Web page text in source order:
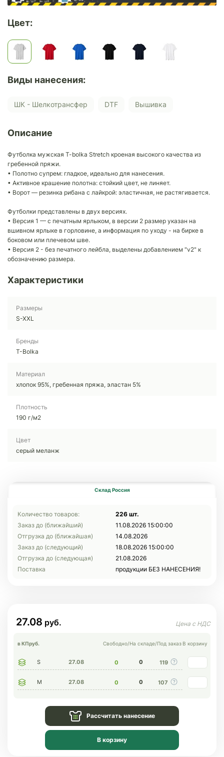
Цвет:
Виды нанесения:
ШК - Шелкотрансфер DTF Вышивка
Описание
Футболка мужская T-bolka Stretch кроеная высокого качества из
гребенной пряжи.
• Полотно супрем: гладкое, идеально для нанесения.
• Активное крашение полотна: стойкий цвет, не линяет.
• Ворот — резинка рибана с лайкрой: эластичная, не растягивается.
Футболки представлены в двух версиях.
• Версия 1 — с печатным ярлыком, в версии 2 размер указан на
вшивном ярлыке в горловине, а информация по уходу - на бирке в
боковом или плечевом шве.
• Версия 2 - без печатного лейбла, выделены добавлением "v2" к
обозначению размера.
Характеристики
Размеры
S-XXL
Бренды
T-Bolka
Материал
хлопок 95%, гребенная пряжа, эластан 5%
Плотность
190 г/м2
Цвет
серый меланж
Склад Россия
Количество товаров:
226 шт.
Заказ до (ближайший)
11.08.2026 15:00:00
Отгрузка до (ближайшая)
14.08.2026
Заказ до (следующий)
18.08.2026 15:00:00
Отгрузка до (следующая)
21.08.2026
Поставка
продукции БЕЗ НАНЕСЕНИЯ!
27.08
в КПруб. Свободно/На складе/Под заказ В корзину
S 27.08 0 0 119
M 27.08 0 0 107
Рассчитать нанесение
В корзину